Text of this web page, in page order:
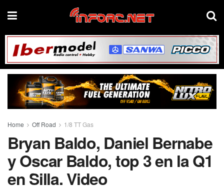
Home Off Road 1/8 TT Gas
Bryan Baldo, Daniel Bernabe
y Oscar Baldo, top 3 en la Q1
en Silla. Video